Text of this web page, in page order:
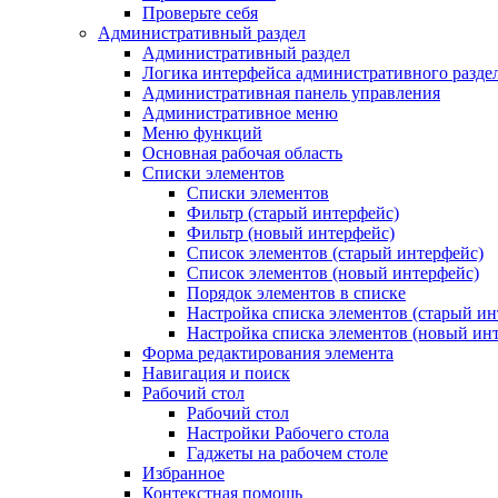
Проверьте себя
Административный раздел
Административный раздел
Логика интерфейса административного
Административная панель управления
Административное меню
Меню функций
Основная рабочая область
Списки элементов
Списки элементов
Фильтр (старый интерфейс)
Фильтр (новый интерфейс)
Список элементов (старый интерфейс)
Список элементов (новый интерфейс)
Порядок элементов в списке
Настройка списка элементов (старый
Настройка списка элементов (новый
Форма редактирования элемента
Навигация и поиск
Рабочий стол
Рабочий стол
Настройки Рабочего стола
Гаджеты на рабочем столе
Избранное
Контекстная помощь